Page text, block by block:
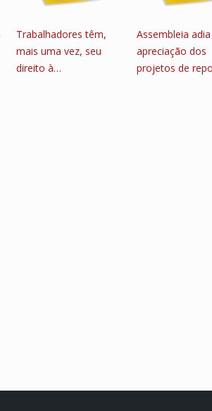
Trabalhadores têm,
mais uma vez, seu
direito à…
Assembleia adia
apreciação dos
projetos de